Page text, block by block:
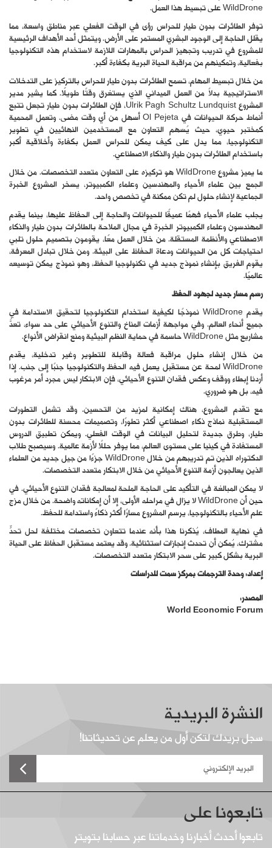
WildDrone على تبسيط هذا العمل.
توفر الطائرات بدون طيار للحراس رؤى في الوقت الفعلي عبر مناطق واسعة، مما
يقلل الحاجة إلى الوجود البشري المستمر على الأرض. ويتمثل أحد الأهداف الرئيسية
للمشروع في تدريب وتجهيز الحراس بالمهارات اللازمة لاستخدام هذه التكنولوجيا
بفعالية، وتمكينهم من مراقبة الحياة البرية بكفاءة أكبر.
من خلال تبسيط المهام، تسمح الطائرات بدون طيار للحراس بالتركيز على التدخلات
الاستراتيجية بدلاً من العمل الميداني الذي يستغرق وقتًا طويلًا. كما يشير مدير
المشروع Ulrik Pagh Schultz Lundquist، فإن الطائرات بدون طيار تجعل تتبع
أنماط حركة الحيوانات في Ol Pejeta أسهل من أي وقت مضى. وتعمل المحمية
كمختبر حيوي، حيث يُسهم التعاون مع المستخدمين النهائيين في تطوير
التكنولوجيا، مما يدل على كيف يمكن للحراس العمل بكفاءة وأخلاقية أكبر
باستخدام الطائرات بدون طيار والذكاء الاصطناعي.
ما يميز مشروع WildDrone هو تركيزه على التعاون متعدد التخصصات. من خلال
الجمع بين علماء الأحياء والمهندسين وعلماء الكمبيوتر، يسخر المشروع الخبرة
الجماعية لإنشاء حلول لم تكن ممكنة في تخصص واحد.
يجلب علماء الأحياء فهمًا عميقًا للحيوانات والحاجة إلى الحفاظ عليها، بينما يقدم
المهندسون وعلماء الكمبيوتر الخبرة في مجال الملاحة بالطائرات بدون طيار والذكاء
الاصطناعي والأنظمة المستقلة. من خلال العمل معًا، يقومون بتصميم حلول تلبي
احتياجات كل من الحيوانات ودعاة الحفاظ على البيئة. ومن خلال تبادل المعرفة،
يقوم الفريق بإنشاء نموذج جديد في تكنولوجيا الحفظ، وهو نموذج يمكن توسيعه
عالميًا.
رسم مسار جديد لجهود الحفظ
يقدم WildDrone نموذجًا لكيفية استخدام التكنولوجيا لتحقيق الاستدامة في
جميع أنحاء العالم. وفي مواجهة أزمات المناخ والتنوع الأحيائي على حد سواء، تعدُّ
مشاريع مثل WildDrone حاسمة في حماية النظم البيئية ومنع انقراض الأنواع.
من خلال إنشاء حلول مراقبة فعالة وقابلة للتطوير وغير تدخلية، يقدم
WildDrone لمحة عن مستقبل يعمل فيه الحفظ والتكنولوجيا جنبًا إلى جنب. إذا
أردنا إبطاء ووقف وعكس فقدان التنوع الأحيائي، فإن الابتكار ليس مجرد أمر مرغوب
فيه، بل هو ضروري.
مع تقدم المشروع، هناك إمكانية لمزيد من التحسين. وقد تشمل التطورات
المستقبلية نماذج ذكاء اصطناعي أكثر تطورًا، وتصميمات محسنة للطائرات بدون
طيار، وطرق جديدة لتحليل البيانات في الوقت الفعلي. ويمكن تطبيق الدروس
المستفادة في كينيا على مستوى العالم، مما يوفر حللًا لأزمة عالمية. وسيصبح طلاب
الدكتوراه الذين تم تدريبهم من خلال WildDrone جزءًا من جيل جديد من العلماء
الذين يعالجون أزمة التنوع الأحيائي من خلال الابتكار متعدد التخصصات.
لا يمكن المبالغة في التأكيد على الحاجة الملحة لمعالجة فقدان التنوع الأحيائي. في
حين أن WildDrone لا يزال في مراحله الأولى، إلا أن إمكاناته واضحة. من خلال مزج
علم الأحياء بالتكنولوجيا، يرسم المشروع مسارًا أكثر ذكاءً واستدامة للحفظ.
في نهاية المطاف، يُذكرنا هذا بأنه عندما تتعاون تخصصات مختلفة لحل تحدٍّ
مشترك، يُمكن أن تحدث إنجازات استثنائية. وقد يعتمد مستقبل الحفاظ على الحياة
البرية بشكل كبير على سحر الابتكار متعدد التخصصات.
إعداد: وحدة الترجمات بمركز سمت للدراسات
المصدر:
World Economic Forum
النشرة البريدية
سجل بريدك لتكن أول من يعلم عن تحديثاتنا!
تابعونا على
تابعوا أحدث أخبارنا وخدماتنا عبر حسابنا بتويتر